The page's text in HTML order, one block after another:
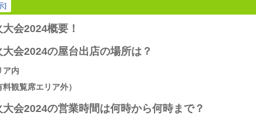
]
会2024概要！
会2024の屋台出店の場所は？
ア内
観覧席エリア外）
会2024の営業時間は何時から何時まで？